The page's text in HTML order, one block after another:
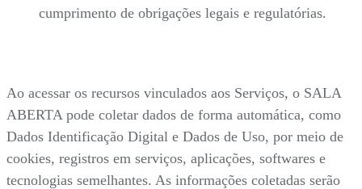
cumprimento de obrigações legais e regulatórias.
Ao acessar os recursos vinculados aos Serviços, o SALA
ABERTA pode coletar dados de forma automática, como
Dados Identificação Digital e Dados de Uso, por meio de
cookies, registros em serviços, aplicações, softwares e
tecnologias semelhantes. As informações coletadas serão